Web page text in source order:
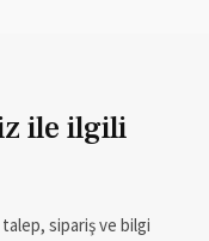
ile ilgili
sipariş ve bilgi